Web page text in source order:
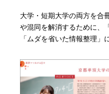
大学・短期大学の両方を合
や混同を解消するために、
「ムダを省いた情報整理」